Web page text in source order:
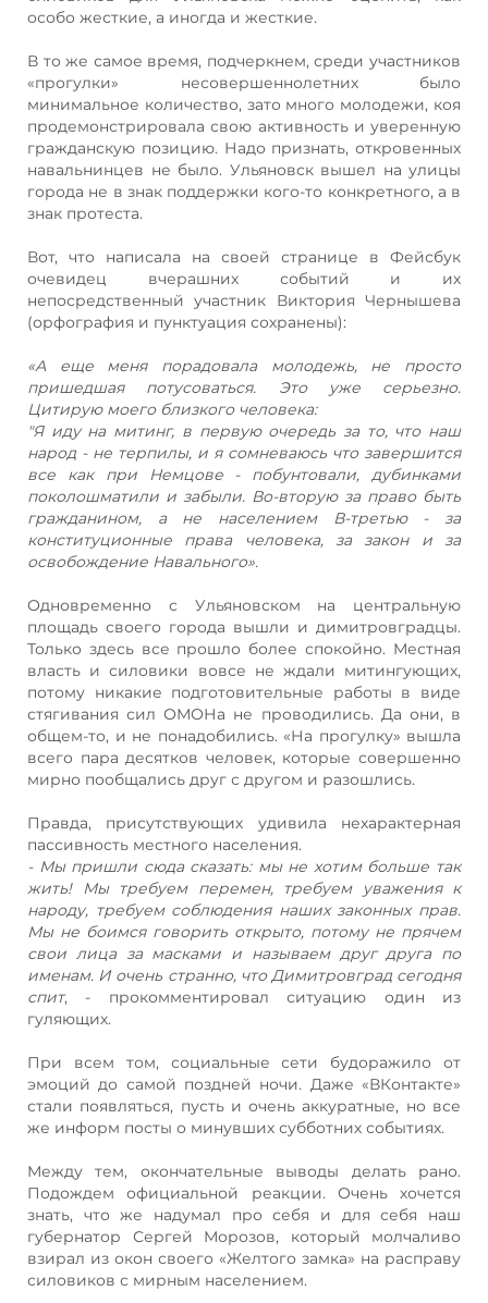
особо жесткие, а иногда и жесткие.
В то же самое время, подчеркнем, среди участников
«прогулки» несовершеннолетних было
минимальное количество, зато много молодежи, коя
продемонстрировала свою активность и уверенную
гражданскую позицию. Надо признать, откровенных
навальнинцев не было. Ульяновск вышел на улицы
города не в знак поддержки кого-то конкретного, а в
знак протеста.
Вот, что написала на своей странице в Фейсбук
очевидец вчерашних событий и их
непосредственный участник Виктория Чернышева
(орфография и пунктуация сохранены):
«А еще меня порадовала молодежь, не просто
пришедшая потусоваться. Это уже серьезно.
Цитирую моего близкого человека:
"Я иду на митинг, в первую очередь за то, что наш
народ - не терпилы, и я сомневаюсь что завершится
все как при Немцове - побунтовали, дубинками
поколошматили и забыли. Во-вторую за право быть
гражданином, а не населением В-третью - за
конституционные права человека, за закон и за
освобождение Навального».
Одновременно с Ульяновском на центральную
площадь своего города вышли и димитровградцы.
Только здесь все прошло более спокойно. Местная
власть и силовики вовсе не ждали митингующих,
потому никакие подготовительные работы в виде
стягивания сил ОМОНа не проводились. Да они, в
общем-то, и не понадобились. «На прогулку» вышла
всего пара десятков человек, которые совершенно
мирно пообщались друг с другом и разошлись.
Правда, присутствующих удивила нехарактерная
пассивность местного населения.
- Мы пришли сюда сказать: мы не хотим больше так
жить! Мы требуем перемен, требуем уважения к
народу, требуем соблюдения наших законных прав.
Мы не боимся говорить открыто, потому не прячем
свои лица за масками и называем друг друга по
именам. И очень странно, что Димитровград сегодня
спит, - прокомментировал ситуацию один из
гуляющих.
При всем том, социальные сети будоражило от
эмоций до самой поздней ночи. Даже «ВКонтакте»
стали появляться, пусть и очень аккуратные, но все
же информ посты о минувших субботних событиях.
Между тем, окончательные выводы делать рано.
Подождем официальной реакции. Очень хочется
знать, что же надумал про себя и для себя наш
губернатор Сергей Морозов, который молчаливо
взирал из окон своего «Желтого замка» на расправу
силовиков с мирным населением.